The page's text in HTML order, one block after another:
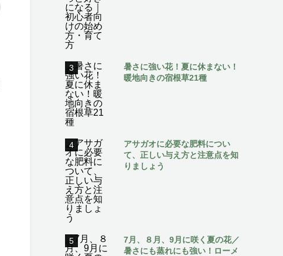
3
暑さに強い花！夏に休まない！
暖地向きの宿根草21種
4
アサガオに必要な肥料につい
て、正しい与え方と注意点を知
りましょう
5
7月、８月、9月に咲く夏の花／
暑さにも蒸れにも強い！ローメ